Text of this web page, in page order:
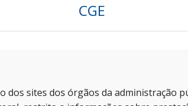
CGE
dos sites dos órgãos da administração